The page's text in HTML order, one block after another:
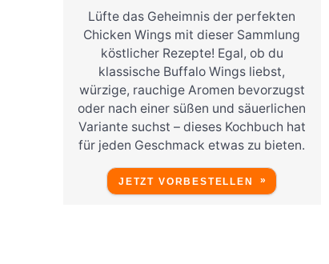
Lüfte das Geheimnis der perfekten
Chicken Wings mit dieser Sammlung
köstlicher Rezepte! Egal, ob du
klassische Buffalo Wings liebst,
würzige, rauchige Aromen bevorzugst
oder nach einer süßen und säuerlichen
Variante suchst – dieses Kochbuch hat
für jeden Geschmack etwas zu bieten.
JETZT VORBESTELLEN